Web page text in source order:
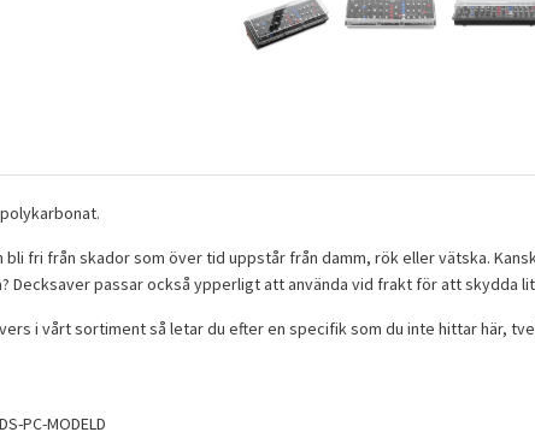
bli fri från skador som över tid uppstår från damm, rök eller vätska.
Decksaver passar också ypperligt att använda vid frakt för att skydda
i vårt sortiment så letar du efter en specifik som du inte hittar här,
DS-PC-MODELD